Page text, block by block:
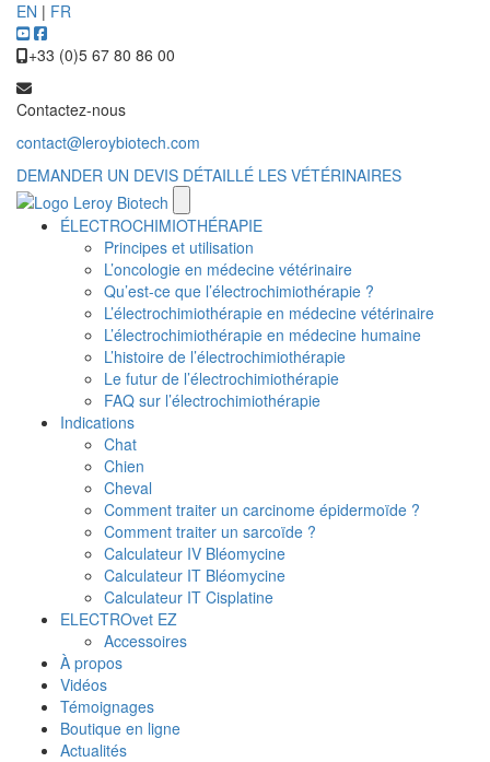
EN | FR
+33 (0)5 67 80 86 00
Contactez-nous
contact@leroybiotech.com
DEMANDER UN DEVIS DÉTAILLÉ LES VÉTÉRINAIRES
ÉLECTROCHIMIOTHÉRAPIE
Principes et utilisation
L’oncologie en médecine vétérinaire
Qu’est-ce que l’électrochimiothérapie ?
L’électrochimiothérapie en médecine vétérinaire
L’électrochimiothérapie en médecine humaine
L’histoire de l’électrochimiothérapie
Le futur de l’électrochimiothérapie
FAQ sur l’électrochimiothérapie
Indications
Chat
Chien
Cheval
Comment traiter un carcinome épidermoïde ?
Comment traiter un sarcoïde ?
Calculateur IV Bléomycine
Calculateur IT Bléomycine
Calculateur IT Cisplatine
ELECTROvet EZ
Accessoires
À propos
Vidéos
Témoignages
Boutique en ligne
Actualités